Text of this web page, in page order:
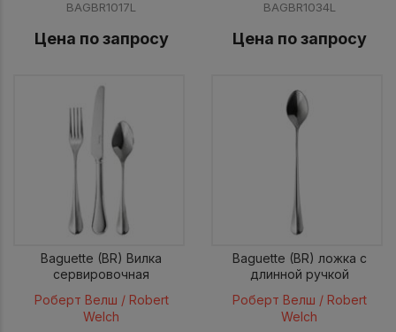
BAGBR1017L
Цена по запросу
BAGBR1034L
Цена по запросу
Baguette (BR) Вилка
сервировочная
Роберт Велш / Robert
Welch
Baguette (BR) ложка с
длинной ручкой
Роберт Велш / Robert
Welch